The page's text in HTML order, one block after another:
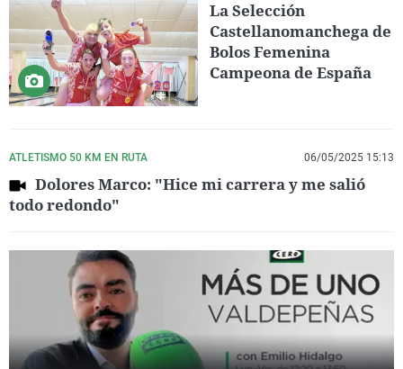
La Selección
Castellanomanchega de
Bolos Femenina
Campeona de España
ATLETISMO 50 KM EN RUTA 06/05/2025 15:13
Dolores Marco: "Hice mi carrera y me salió
todo redondo"